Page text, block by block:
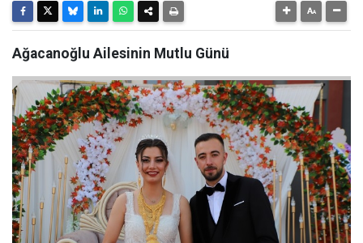
Ağacanoğlu Ailesinin Mutlu Günü